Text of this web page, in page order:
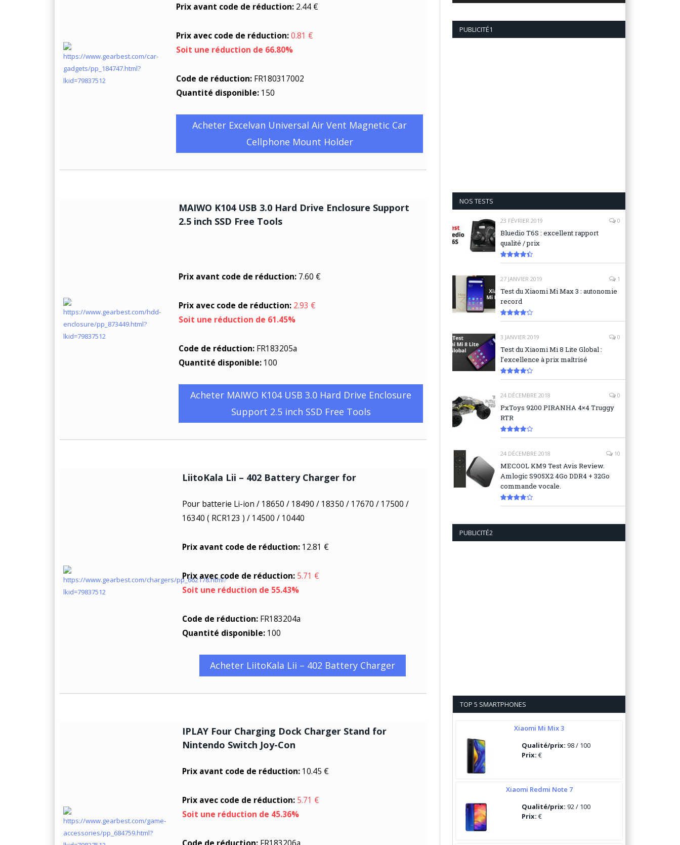
Prix avant code de réduction: 2.44 €
Prix avec code de réduction:0.81 €
Soit une réduction de 66.80%
Code de réduction: FR180317002
Quantité disponible: 150
Acheter Excelvan Universal Air Vent Magnetic Car
Cellphone Mount Holder
MAIWO K104 USB 3.0 Hard Drive Enclosure Support
2.5 inch SSD Free Tools
Prix avant code de réduction: 7.60 €
Prix avec code de réduction: 2.93 €
Soit une réduction de 61.45%
Code de réduction: FR183205a
Quantité disponible: 100
Acheter MAIWO K104 USB 3.0 Hard Drive Enclosure
Support 2.5 inch SSD Free Tools
LiitoKala Lii – 402 Battery Charger for
Pour batterie Li-ion / 18650 / 18490 / 18350 / 17670 / 17500 /
16340 ( RCR123 ) / 14500 / 10440
Prix avant code de réduction: 12.81 €
Prix avec code de réduction: 5.71 €
Soit une réduction de 55.43%
Code de réduction: FR183204a
Quantité disponible: 100
Acheter LiitoKala Lii – 402 Battery Charger
IPLAY Four Charging Dock Charger Stand for
Nintendo Switch Joy-Con
Prix avant code de réduction: 10.45 €
Prix avec code de réduction: 5.71 €
Soit une réduction de 45.36%
PUBLICITÉ1
NOS TESTS
23 FÉVRIER 2019 0
Bluedio T6S : excellent rapport
qualité / prix
27 JANVIER 2019 1
Test du Xiaomi Mi Max 3 : autonomie
record
3 JANVIER 2019 0
Test du Xiaomi Mi 8 Lite Global :
l’excellence à prix maîtrisé
24 DÉCEMBRE 2018 0
PxToys 9200 PIRANHA 4×4 Truggy
RTR
24 DÉCEMBRE 2018 10
MECOOL KM9 Test Avis Review.
Amlogic S905X2 4Go DDR4 + 32Go
commande vocale.
PUBLICITÉ2
TOP 5 SMARTPHONES
Xiaomi Mi Mix 3
Qualité/prix:98 / 100
Prix:€
Xiaomi Redmi Note 7
Qualité/prix:92 / 100
Prix:€